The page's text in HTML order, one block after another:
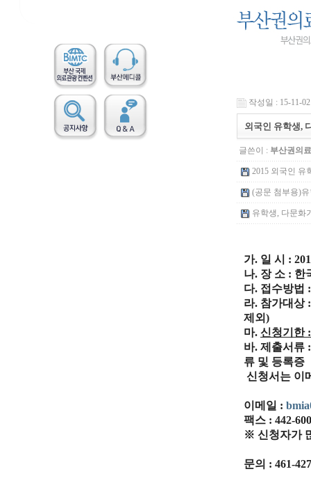
작성일 : 15-11-
외국인 유학생,
글쓴이 : 부산권의
2015 외국인 유
(공문 첨부용)
유학생, 다문화
가. 일 시 :
나. 장 소 : 한
다. 접수방법
라. 참가대상
제외)
마. 신청기한
바. 제출서류
류 및 등록증
신청서는 이
이메일 :
팩스 : 442-
※ 신청자가
문의 : 461-